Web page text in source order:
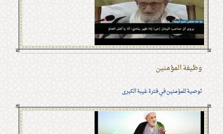
وظيفة المؤمنين
توصية للمؤمنين في فترة غيبة الكبرى